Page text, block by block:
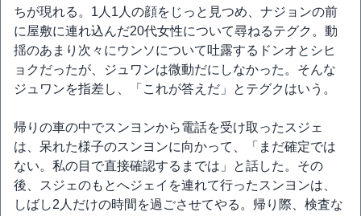
ちが現れる。1人1人の顔をじっと見つめ、ナジョンの前
に屋敷に連れ込んだ20代女性について尋ねるテグク。動
揺のあまり次々にウンソについて吐露するドンオとシヒ
ョクだったが、ジュワンは微動だにしなかった。そんな
ジュワンを指差し、「これが答えだ」とテグクはいう。
帰りの車の中でスンヨンから電話を受け取ったスジェ
は、呆れた様子のスンヨンに向かって、「まだ確定では
ない。私の目で直接確認するまでは」と話した。その
後、スジェのもとへジェイを連れて行ったスンヨンは、
しばし2人だけの時間を過ごさせてやる。帰り際、検査な